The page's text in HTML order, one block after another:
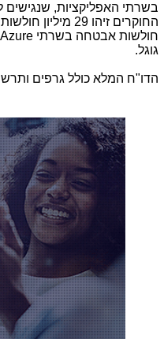
בשרתי האפליקציות,
החוקרים זיהו 29 מיליון חולשות אבטחה בשרתי
חולשות אבטחה בשרתי Azure
גוגל.
הדו"ח המלא כולל גרפים